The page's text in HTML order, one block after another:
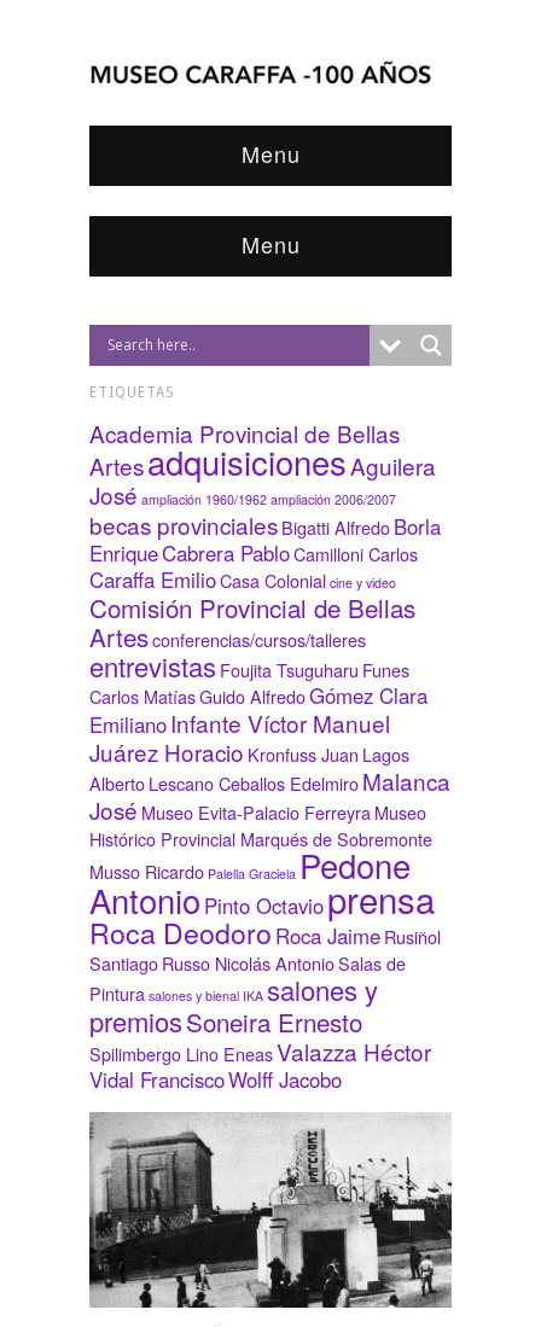
Menu
Menu
ETIQUETAS
Academia Provincial de Bellas
ArtesadquisicionesAguilera
José ampliación 1960/1962 ampliación 2006/2007
becas provincialesBigatti AlfredoBorla
EnriqueCabrera PabloCamilloni Carlos
Caraffa EmilioCasa Colonial cine y video
Comisión Provincial de Bellas
Artesconferencias/cursos/talleres
entrevistas Foujita Tsuguharu Funes
Carlos MatíasGuido AlfredoGómez Clara
EmilianoInfante Víctor Manuel
Juárez Horacio Kronfuss Juan Lagos
AlbertoLescano Ceballos EdelmiroMalanca
José Museo Evita-Palacio FerreyraMuseo
Histórico Provincial Marqués de Sobremonte
Musso Ricardo Palella Graciela Pedone
Antonio Pinto Octavioprensa
Roca Deodoro Roca JaimeRusiñol
SantiagoRusso Nicolás AntonioSalas de
Pintura salones y bienal IKA salones y
premiosSoneira Ernesto
Spilimbergo Lino EneasValazza Héctor
Vidal FranciscoWolff Jacobo